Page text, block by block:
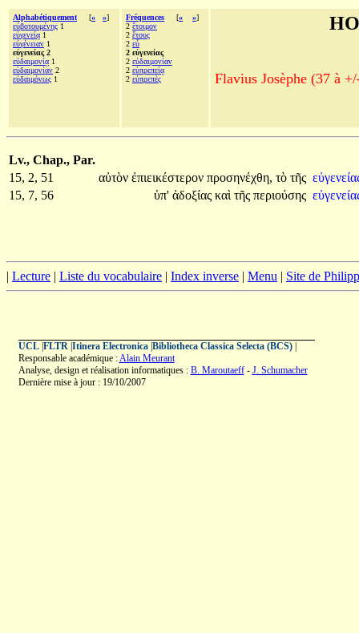
Alphabétiquement [« »]
εὐβοτουμένης 1
εὐγενείᾳ 1
εὐγένειαν 1
εὐγενείας 2
εὐδαιμονίᾳ 1
εὐδαιμονίαν 2
εὐδαιμόνως 1
Fréquences [« »]
2 ἕτοιμον
2 ἔτους
2 εὖ
2 εὐγενείας
2 εὐδαιμονίαν
2 εὐπρεπείᾳ
2 εὐπρεπὲς Flavius Josèphe (37 à
Lv., Chap., Par.
15, 2, 51
αὐτὸν ἐπιεικέστερον προσηνέχθη, τὸ τῆς
15, 7, 56
ὑπ' ἀδοξίας καὶ τῆς περιούσης
| Lecture | Liste du vocabulaire | Index inverse | Menu | Site de
UCL| FLTR| Itinera Electronica| Bibliotheca Classica Selecta (BCS)|
Responsable académique :Alain Meurant
Analyse, design et réalisation informatiques : B. Maroutaeff- J. Schumacher
Dernière mise à jour : 19/10/2007